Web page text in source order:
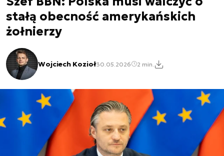
stałą obecność amerykańskich
żołnierzy
Wojciech Kozioł30.05.2026 2 min.